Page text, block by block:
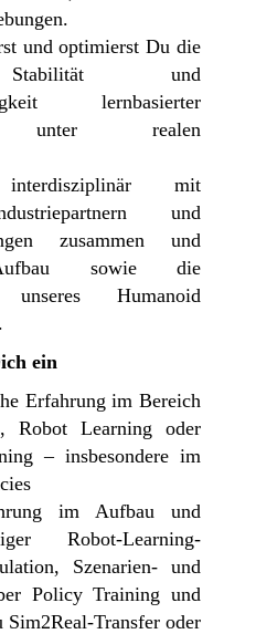
und optimierst Du die
Stabilität und
lernbasierter
unter realen
mit
und
zusammen und
sowie die
unseres Humanoid
ein
Erfahrung im Bereich
Robot Learning oder
– insbesondere im
im Aufbau und
Robot-Learning-
Szenarien- und
Policy Training und
Transfer oder